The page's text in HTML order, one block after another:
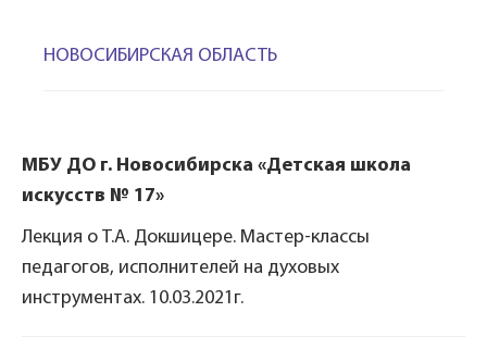
НОВОСИБИРСКАЯ ОБЛАСТЬ
МБУ ДО г. Новосибирска «Детская школа
искусств № 17»
Лекция о Т.А. Докшицере. Мастер-классы
педагогов, исполнителей на духовых
инструментах. 10.03.2021г.